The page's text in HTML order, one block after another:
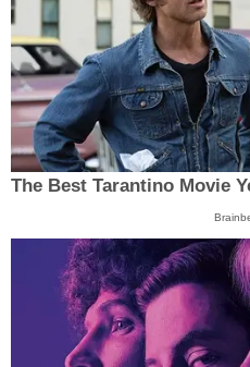
The Best Tarantino Movie